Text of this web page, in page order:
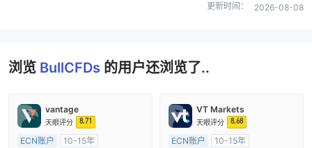
更新时间： 2026-08-08
浏览 BullCFDs 的用户还浏览了..
vantage
天眼评分 8.71
ECN账户
10-15年
VT Markets
天眼评分 8.68
ECN账户
10-15年